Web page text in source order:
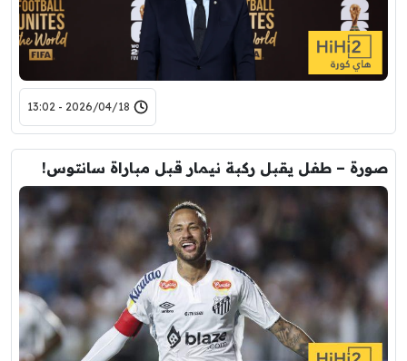
2026/04/18 - 13:02
صورة – طفل يقبل ركبة نيمار قبل مباراة سانتوس!